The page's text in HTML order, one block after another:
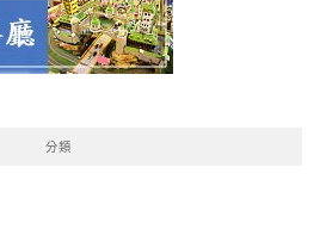
分類